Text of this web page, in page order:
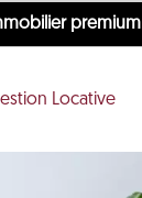
premium
Locative